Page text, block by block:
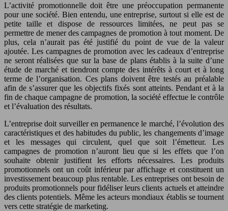
L’activité promotionnelle doit être une préoccupation permanente
pour une société. Bien entendu, une entreprise, surtout si elle est de
petite taille et dispose de ressources limitées, ne peut pas se
permettre de mener des campagnes de promotion à tout moment. De
plus, cela n’aurait pas été justifié du point de vue de la valeur
ajoutée. Les campagnes de promotion avec les cadeaux d’entreprise
ne seront réalisées que sur la base de plans établis à la suite d’une
étude de marché et tiendront compte des intérêts à court et à long
terme de l’organisation. Ces plans doivent être testés au préalable
afin de s’assurer que les objectifs fixés sont atteints. Pendant et à la
fin de chaque campagne de promotion, la société effectue le contrôle
et l’évaluation des résultats.
L’entreprise doit surveiller en permanence le marché, l’évolution des
caractéristiques et des habitudes du public, les changements d’image
et les messages qui circulent, quel que soit l’émetteur. Les
campagnes de promotion n’auront lieu que si les effets que l’on
souhaite obtenir justifient les efforts nécessaires. Les produits
promotionnels ont un coût inférieur par affichage et constituent un
investissement beaucoup plus rentable. Les entreprises ont besoin de
produits promotionnels pour fidéliser leurs clients actuels et atteindre
des clients potentiels. Même les acteurs mondiaux établis se tournent
vers cette stratégie de marketing.